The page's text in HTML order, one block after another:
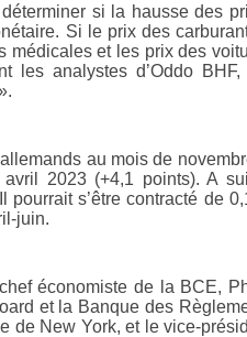
si la hausse des
Si le prix des
médicales et les prix des
les analystes d’Oddo BHF,
au mois de
2023 (+4,1 points). A
s’être contracté de
juin.
économiste de la BCE,
et la Banque des
de New York, et le vice-